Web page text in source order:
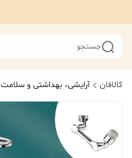
جستجو
کالافان آرایشی، بهداشتی و سلامت